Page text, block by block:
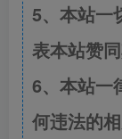
5、本站一
表本站赞
6、本站一
何违法的